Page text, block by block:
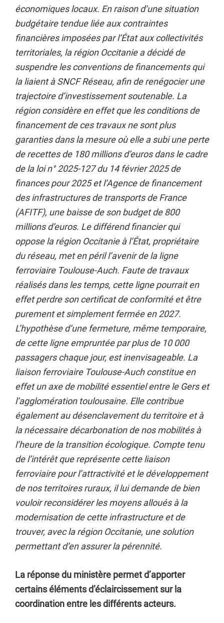
économiques locaux. En raison d’une situation
budgétaire tendue liée aux contraintes
financières imposées par l’État aux collectivités
territoriales, la région Occitanie a décidé de
suspendre les conventions de financements qui
la liaient à SNCF Réseau, afin de renégocier une
trajectoire d’investissement soutenable. La
région considère en effet que les conditions de
financement de ces travaux ne sont plus
garanties dans la mesure où elle a subi une perte
de recettes de 180 millions d’euros dans le cadre
de la loi n° 2025-127 du 14 février 2025 de
finances pour 2025 et l’Agence de financement
des infrastructures de transports de France
(AFITF), une baisse de son budget de 800
millions d’euros. Le différend financier qui
oppose la région Occitanie à l’État, propriétaire
du réseau, met en péril l’avenir de la ligne
ferroviaire Toulouse-Auch. Faute de travaux
réalisés dans les temps, cette ligne pourrait en
effet perdre son certificat de conformité et être
purement et simplement fermée en 2027.
L’hypothèse d’une fermeture, même temporaire,
de cette ligne empruntée par plus de 10 000
passagers chaque jour, est inenvisageable. La
liaison ferroviaire Toulouse-Auch constitue en
effet un axe de mobilité essentiel entre le Gers et
l’agglomération toulousaine. Elle contribue
également au désenclavement du territoire et à
la nécessaire décarbonation de nos mobilités à
l’heure de la transition écologique. Compte tenu
de l’intérêt que représente cette liaison
ferroviaire pour l’attractivité et le développement
de nos territoires ruraux, il lui demande de bien
vouloir reconsidérer les moyens alloués à la
modernisation de cette infrastructure et de
trouver, avec la région Occitanie, une solution
permettant d’en assurer la pérennité.
La réponse du ministère permet d’apporter
certains éléments d’éclaircissement sur la
coordination entre les différents acteurs.